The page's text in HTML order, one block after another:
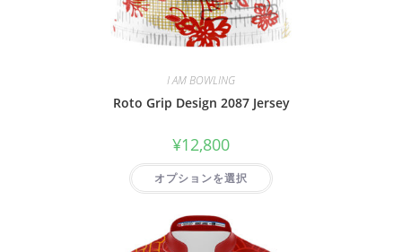
I AM BOWLING
Roto Grip Design 2087 Jersey
¥12,800
オプションを選択